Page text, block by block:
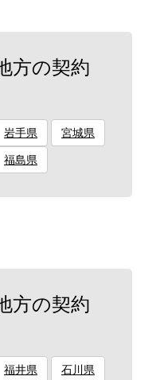
方の契約
岩手県 宮城県
福島県
方の契約
福井県 石川県